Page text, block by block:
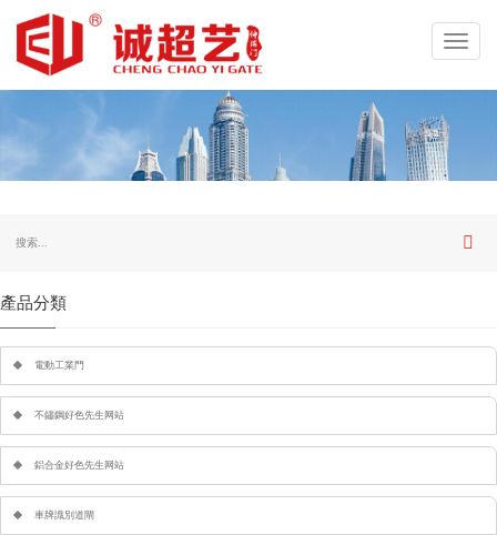
產品分類
電動工業門
不鏽鋼好色先生网站
鋁合金好色先生网站
車牌識別道閘